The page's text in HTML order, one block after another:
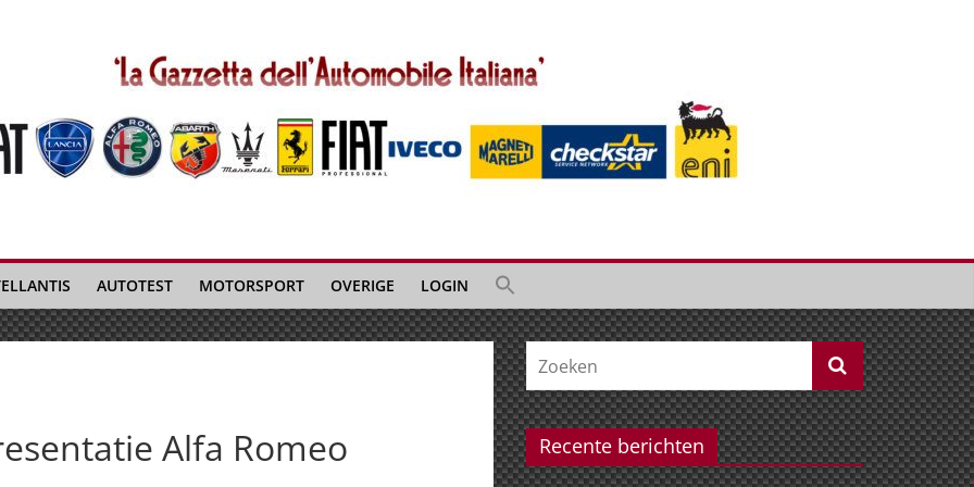
AUTOTEST MOTORSPORT OVERIGE LOGIN
Alfa Romeo
Recente berichten